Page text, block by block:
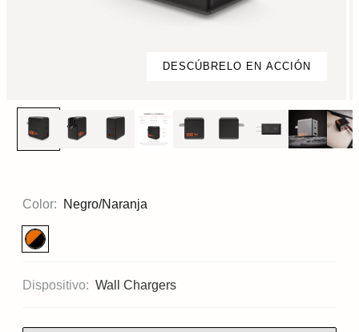
DESCÚBRELO EN ACCIÓN
Color: Negro/Naranja
Dispositivo: Wall Chargers